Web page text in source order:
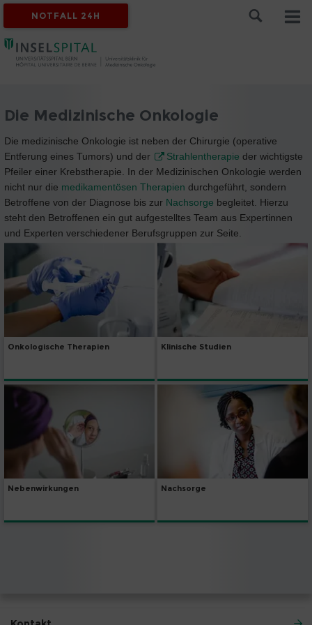
NOTFALL 24H
Die Medizinische Onkologie
Die medizinische Onkologie ist neben der Chirurgie (operative
Entferung eines Tumors) und der
Strahlentherapie der wichtigste
Pfeiler einer Krebstherapie. In der Medizinischen Onkologie werden
nicht nur die medikamentösen Therapien durchgeführt, sondern
Betroffene von der Diagnose bis zur Nachsorge begleitet. Hierzu
steht den Betroffenen ein gut aufgestelltes Team aus Expertinnen
und Experten verschiedener Berufsgruppen zur Seite.
Onkologische Therapien Klinische Studien
Nebenwirkungen Nachsorge